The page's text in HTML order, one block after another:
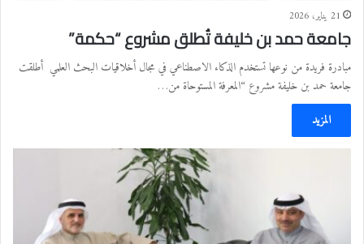
21 يناير، 2026
جامعة حمد بن خليفة تُطلق مشروع “حكمة”
مبادرة فريدة من نوعها تستخدم الذكاء الاصطناعي في مجال أخلاقيات البحث العلمي أطلقت
جامعة حمد بن خليفة مشروع “المعرفة المستوحاة من…
المزيد